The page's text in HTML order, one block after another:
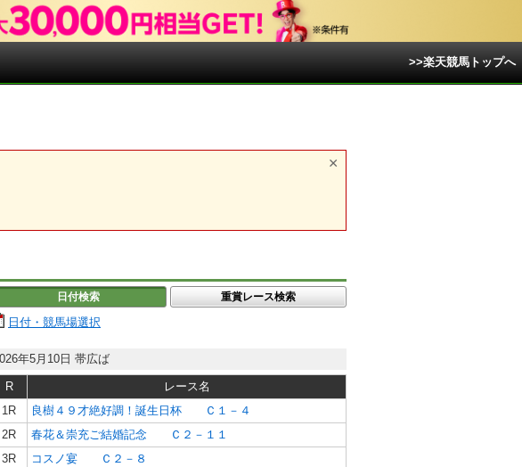
>>楽天競馬トップへ
日付検索 重賞レース検索
日付・競馬場選択
年5月10日 帯広ば
R
レース名
1R
良樹４９才絶好調！誕生日杯 Ｃ１－４
2R
春花＆崇充ご結婚記念 Ｃ２－１１
3R
コスノ宴 Ｃ２－８